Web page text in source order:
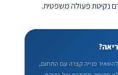
נקיטת פעולה משפטית.
פנייה קצרה עם התחום,